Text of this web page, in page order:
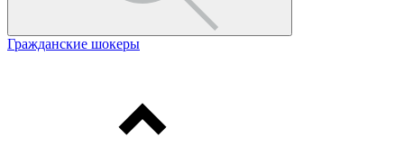
Гражданские шокеры